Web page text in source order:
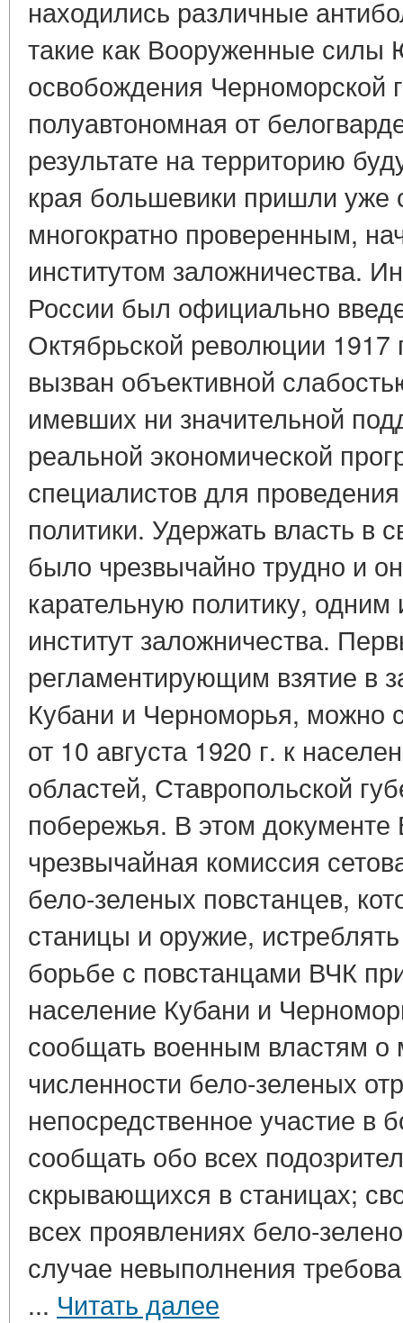
находились различные
такие как Вооруженные силы
освобождения Черноморской
полуавтономная от
результате на территорию
края большевики пришли
многократно проверенным,
институтом заложничества.
России был официально
Октябрьской революции 1917
вызван объективной
имевших ни значительной
реальной экономической
специалистов для
политики. Удержать власть в
было чрезвычайно трудно и
карательную политику, одним
институт заложничества.
регламентирующим взятие в
Кубани и Черноморья, можно
от 10 августа 1920 г. к
областей, Ставропольской
побережья. В этом документе
чрезвычайная комиссия
бело-зеленых повстанцев,
станицы и оружие,
борьбе с повстанцами ВЧК
население Кубани и
сообщать военным властям о
численности бело-зеленых
непосредственное участие в
сообщать обо всех
скрывающихся в станицах;
всех проявлениях бело-
случае невыполнения
... Читать далее